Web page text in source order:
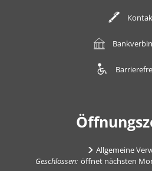
Allgemeine
Klicken, um weitere Öffnungs-
Geschlossen: öffnet nächsten